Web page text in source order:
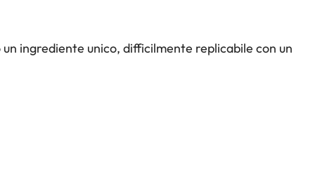
ingrediente unico, difficilmente replicabile con un